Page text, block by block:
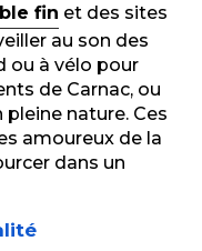
fin et des sites
au son des
ou à vélo pour
de Carnac, ou
nature. Ces
amoureux de la
dans un